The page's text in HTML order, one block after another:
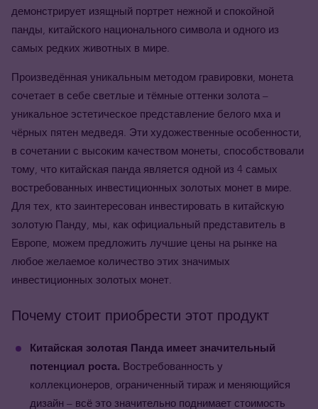
демонстрирует изящный портрет нежной и спокойной
панды, китайского национального символа и одного из
самых редких животных в мире.
Произведённая уникальным методом гравировки, монета
сочетает в себе светлые и тёмные оттенки золота –
уникальное эстетическое представление белого мха и
чёрных пятен медведя. Эти художественные особенности,
в сочетании с высоким качеством монеты, способствовали
тому, что китайская панда является одной из 4 самых
востребованных инвестиционных золотых монет в мире.
Для тех, кто заинтересован инвестировать в китайскую
золотую Панду, мы, как официальный представитель в
Европе, можем предложить лучшие цены на рынке на
любое желаемое количество этих значимых
инвестиционных золотых монет.
Почему стоит приобрести этот продукт
Китайская золотая Панда имеет значительный
потенциал роста. Востребованность у
коллекционеров, ограниченный тираж и меняющийся
дизайн – всё это значительно поднимает стоимость